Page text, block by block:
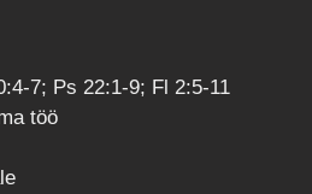
7; Ps 22:1-9; Fl 2:5-11
töö